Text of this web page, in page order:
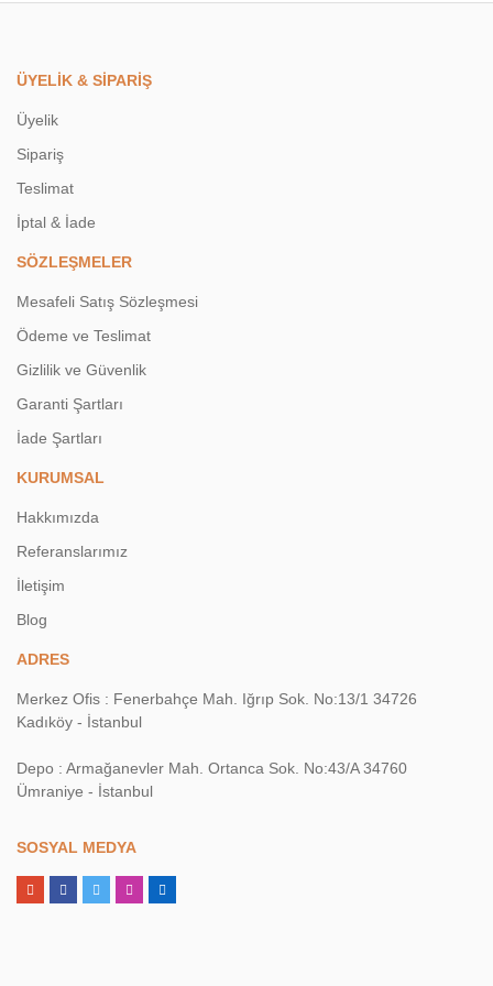
ÜYELİK & SİPARİŞ
Üyelik
Sipariş
Teslimat
İptal & İade
SÖZLEŞMELER
Mesafeli Satış Sözleşmesi
Ödeme ve Teslimat
Gizlilik ve Güvenlik
Garanti Şartları
İade Şartları
KURUMSAL
Hakkımızda
Referanslarımız
İletişim
Blog
ADRES
Merkez Ofis : Fenerbahçe Mah. Iğrıp Sok. No:13/1 34726
Kadıköy - İstanbul
Depo : Armağanevler Mah. Ortanca Sok. No:43/A 34760
Ümraniye - İstanbul
SOSYAL MEDYA